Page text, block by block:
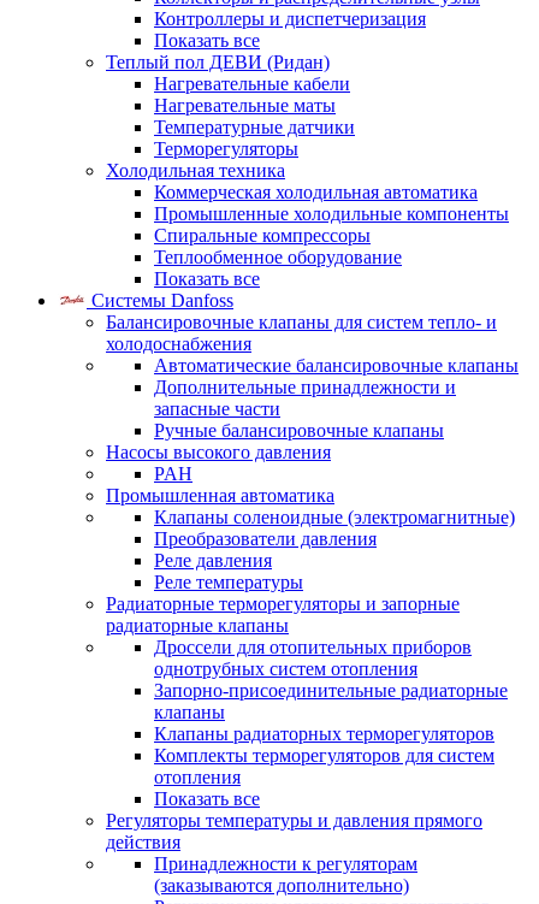
Контроллеры и диспетчеризация
Показать все
Теплый пол ДЕВИ (Ридан)
Нагревательные кабели
Нагревательные маты
Температурные датчики
Терморегуляторы
Холодильная техника
Коммерческая холодильная автоматика
Промышленные холодильные компоненты
Спиральные компрессоры
Теплообменное оборудование
Показать все
Системы Danfoss
Балансировочные клапаны для систем тепло- и
холодоснабжения
Автоматические балансировочные клапаны
Дополнительные принадлежности и
запасные части
Ручные балансировочные клапаны
Насосы высокого давления
PAH
Промышленная автоматика
Клапаны соленоидные (электромагнитные)
Преобразователи давления
Реле давления
Реле температуры
Радиаторные терморегуляторы и запорные
радиаторные клапаны
Дроссели для отопительных приборов
однотрубных систем отопления
Запорно-присоединительные радиаторные
клапаны
Клапаны радиаторных терморегуляторов
Комплекты терморегуляторов для систем
отопления
Показать все
Регуляторы температуры и давления прямого
действия
Принадлежности к регуляторам
(заказываются дополнительно)